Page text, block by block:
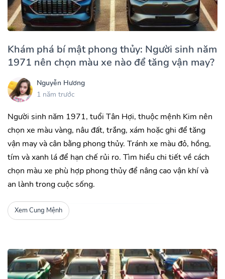
Khám phá bí mật phong thủy: Người sinh năm
1971 nên chọn màu xe nào để tăng vận may?
Nguyễn Hương
1 năm trước
Người sinh năm 1971, tuổi Tân Hợi, thuộc mệnh Kim nên
chọn xe màu vàng, nâu đất, trắng, xám hoặc ghi để tăng
vận may và cân bằng phong thủy. Tránh xe màu đỏ, hồng,
tím và xanh lá để hạn chế rủi ro. Tìm hiểu chi tiết về cách
chọn màu xe phù hợp phong thủy để nâng cao vận khí và
an lành trong cuộc sống.
Xem Cung Mệnh